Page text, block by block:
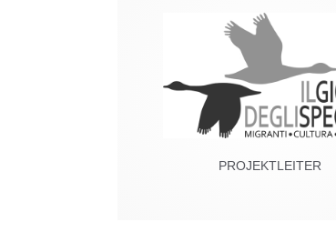
PROJEKTLEITER